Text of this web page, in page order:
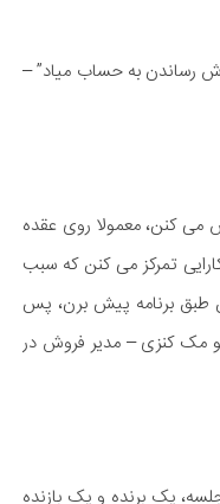
رساندن به حساب میاد” –
می کنن، معمولا روی عقده
تمرکز می کنن که سبب
طبق برنامه پیش برن، پس
مک کنزی – مدیر فروش در
جلسه، یک برنده و یک بازنده